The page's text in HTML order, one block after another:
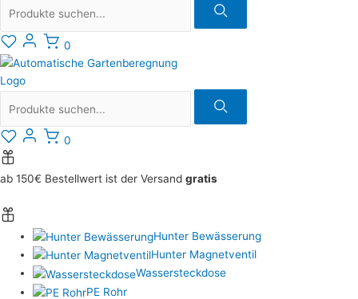
0
0
ab 150€ Bestellwert ist der Versand gratis
Hunter Bewässerung
Hunter Magnetventil
Wassersteckdose
PE Rohr